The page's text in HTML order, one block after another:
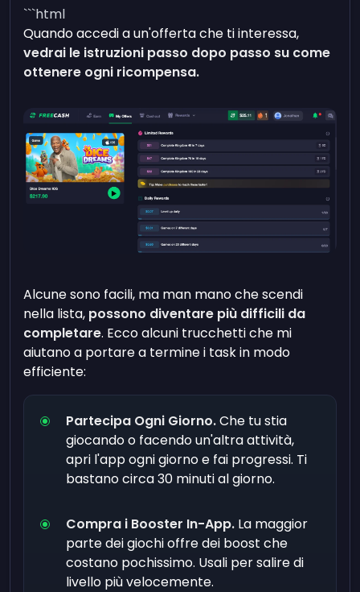
```html
Quando accedi a un'offerta che ti interessa,
vedrai le istruzioni passo dopo passo su come
ottenere ogni ricompensa.
Alcune sono facili, ma man mano che scendi
nella lista, possono diventare più difficili da
completare. Ecco alcuni trucchetti che mi
aiutano a portare a termine i task in modo
efficiente:
Partecipa Ogni Giorno.Che tu stia
giocando o facendo un'altra attività,
apri l'app ogni giorno e fai progressi. Ti
bastano circa 30 minuti al giorno.
Compra i Booster In-App. La maggior
parte dei giochi offre dei boost che
costano pochissimo. Usali per salire di
livello più velocemente.